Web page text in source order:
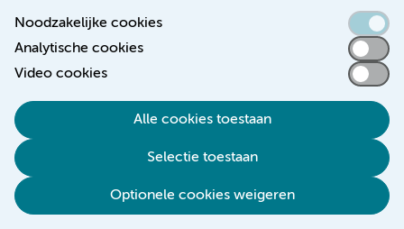
Noodzakelijke cookies
Analytische cookies
Video cookies
Alle cookies toestaan
Selectie toestaan
Optionele cookies weigeren
Toegankelijkheidsverklaring
Responsible disclosure